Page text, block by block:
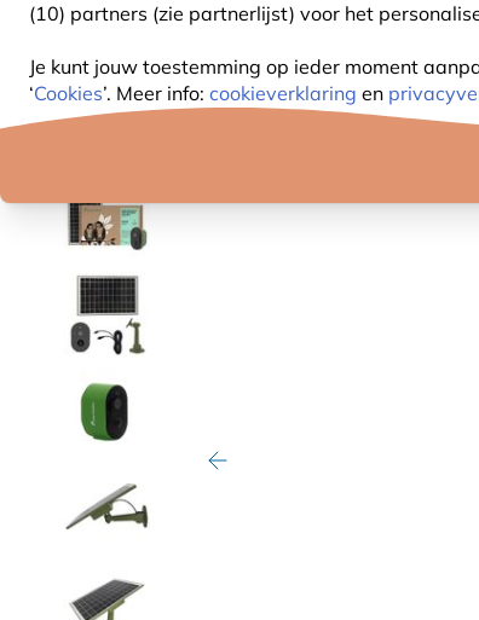
(10) partners (zie partnerlijst) voor het
Je kunt jouw toestemming op ieder moment
‘Cookies’. Meer info: cookieverklaring en